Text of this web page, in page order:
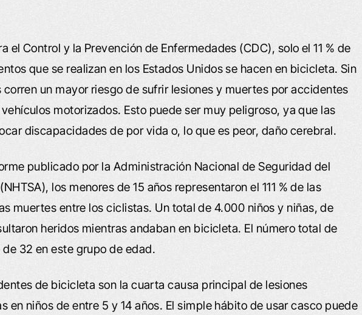
el Control y la Prevención de Enfermedades (CDC), solo el 11 % de
que se realizan en los Estados Unidos se hacen en bicicleta. Sin
un mayor riesgo de sufrir lesiones y muertes por accidentes
motorizados. Esto puede ser muy peligroso, ya que las
discapacidades de por vida o, lo que es peor, daño cerebral.
publicado por la Administración Nacional de Seguridad del
los menores de 15 años representaron el 111 % de las
muertes entre los ciclistas. Un total de 4.000 niños y niñas, de
heridos mientras andaban en bicicleta. El número total de
32 en este grupo de edad.
de bicicleta son la cuarta causa principal de lesiones
en niños de entre 5 y 14 años. El simple hábito de usar casco puede